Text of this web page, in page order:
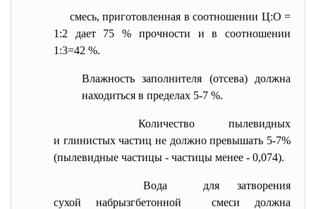
смесь, приготовленная в соотношении Ц:О =
1:2 дает 75 % прочности и в соотношении
1:3=42 %.
Влажность заполнителя (отсева) должна
находиться в пределах 5-7 %.
Количество пылевидных
и глинистых частиц не должно превышать 5-7%
(пылевидные частицы - частицы менее - 0,074).
Вода для затворения
сухой набрызгбетонной смеси должна